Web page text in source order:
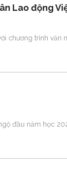
Lao động
chương trình văn
đầu năm học